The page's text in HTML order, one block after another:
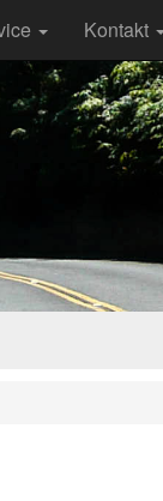
Kontakt